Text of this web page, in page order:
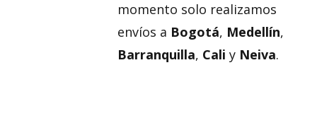
momento solo realizamos
envíos a Bogotá, Medellín,
Barranquilla, Cali y Neiva.